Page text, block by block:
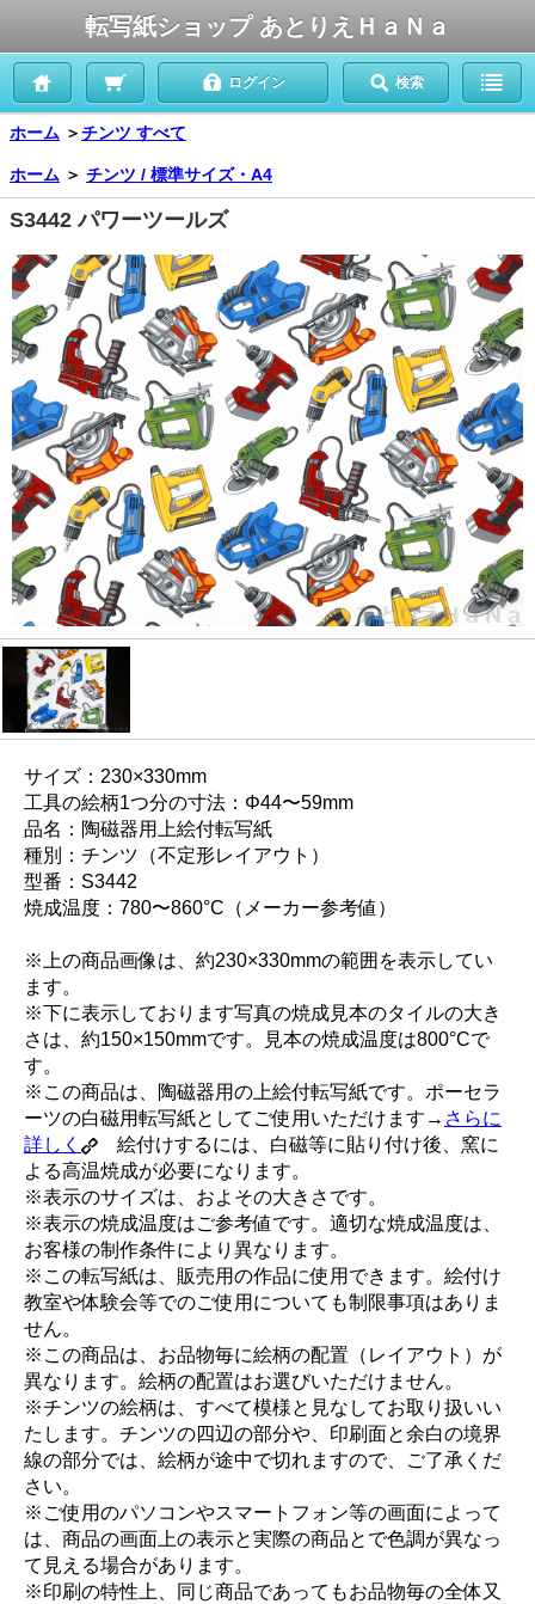
転写紙ショップ あとりえＨａＮａ
ログイン 検索
ホーム ＞チンツ すべて
ホーム ＞ チンツ / 標準サイズ・A4
S3442 パワーツールズ
サイズ：230×330mm
工具の絵柄1つ分の寸法：Φ44〜59mm
品名：陶磁器用上絵付転写紙
種別：チンツ（不定形レイアウト）
型番：S3442
焼成温度：780〜860°C（メーカー参考値）
※上の商品画像は、約230×330mmの範囲を表示してい
ます。
※下に表示しております写真の焼成見本のタイルの大き
さは、約150×150mmです。見本の焼成温度は800°Cで
す。
※この商品は、陶磁器用の上絵付転写紙です。ポーセラ
ーツの白磁用転写紙としてご使用いただけます→ さらに
詳しく
絵付けするには、白磁等に貼り付け後、窯に
よる高温焼成が必要になります。
※表示のサイズは、およその大きさです。
※表示の焼成温度はご参考値です。適切な焼成温度は、
お客様の制作条件により異なります。
※この転写紙は、販売用の作品に使用できます。絵付け
教室や体験会等でのご使用についても制限事項はありま
せん。
※この商品は、お品物毎に絵柄の配置（レイアウト）が
異なります。絵柄の配置はお選びいただけません。
※チンツの絵柄は、すべて模様と見なしてお取り扱いい
たします。チンツの四辺の部分や、印刷面と余白の境界
線の部分では、絵柄が途中で切れますので、ご了承くだ
さい。
※ご使用のパソコンやスマートフォン等の画面によって
は、商品の画面上の表示と実際の商品とで色調が異なっ
て見える場合があります。
※印刷の特性上、同じ商品であってもお品物毎の全体又